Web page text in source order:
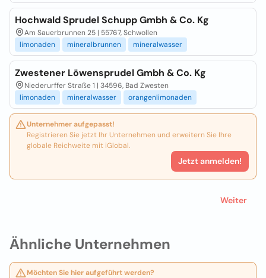
Ähnliche Unternehmen
Möchten Sie hier aufgeführt werden?
Hochwald Sprudel Schupp Gmbh & Co. Kg
Am Sauerbrunnen 25 | 55767, Schwollen
limonaden
mineralbrunnen mineralwasser
Zwestener Löwensprudel Gmbh & Co. Kg
Niederurffer Straße 1 | 34596, Bad Zwesten
limonaden
mineralwasser orangenlimonaden
Unternehmer aufgepasst!
Registrieren Sie jetzt Ihr Unternehmen und erweitern Sie Ihre
globale Reichweite mit iGlobal.
Jetzt anmelden!
Weiter